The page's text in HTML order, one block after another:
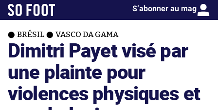
S’abonner au mag
BRÉSIL VASCO DA GAMA
Dimitri Payet visé par
une plainte pour
violences physiques et